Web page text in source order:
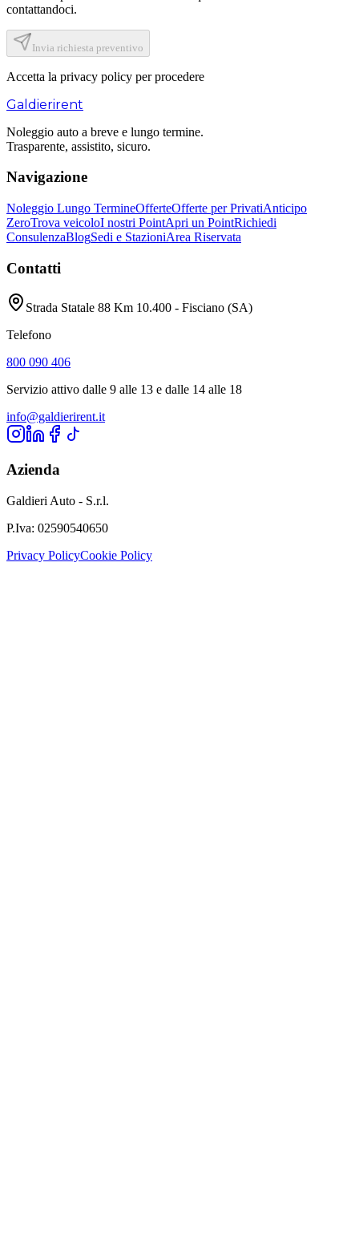
contattandoci.
Invia richiesta preventivo
Accetta la privacy policy per procedere
Galdierirent
Noleggio auto a breve e lungo termine.
Trasparente, assistito, sicuro.
Navigazione
Noleggio Lungo TermineOfferteOfferte per PrivatiAnticipo
ZeroTrova veicoloI nostri PointApri un PointRichiedi
ConsulenzaBlogSedi e StazioniArea Riservata
Contatti
Strada Statale 88 Km 10.400 - Fisciano (SA)
Telefono
800 090 406
Servizio attivo dalle 9 alle 13 e dalle 14 alle 18
info@galdierirent.it
Azienda
Galdieri Auto - S.r.l.
P.Iva: 02590540650
Privacy PolicyCookie Policy